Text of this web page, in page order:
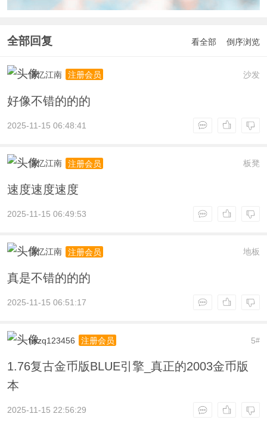
全部回复 看全部 倒序浏览
沙发
情忆江南 注册会员
好像不错的的的
2025-11-15 06:48:41
板凳
情忆江南 注册会员
速度速度速度
2025-11-15 06:49:53
地板
情忆江南 注册会员
真是不错的的的
2025-11-15 06:51:17
5#
hszq123456 注册会员
1.76复古金币版BLUE引擎_真正的2003金币版
本
2025-11-15 22:56:29